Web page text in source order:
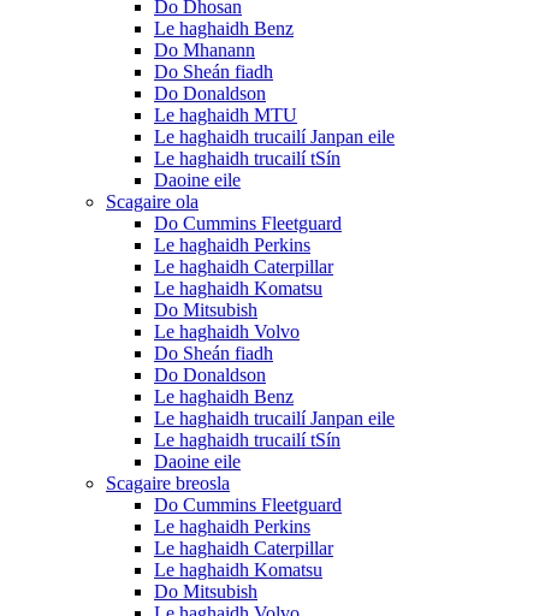
Do Dhosan
Le haghaidh Benz
Do Mhanann
Do Sheán fiadh
Do Donaldson
Le haghaidh MTU
Le haghaidh trucailí Janpan eile
Le haghaidh trucailí tSín
Daoine eile
Scagaire ola
Do Cummins Fleetguard
Le haghaidh Perkins
Le haghaidh Caterpillar
Le haghaidh Komatsu
Do Mitsubish
Le haghaidh Volvo
Do Sheán fiadh
Do Donaldson
Le haghaidh Benz
Le haghaidh trucailí Janpan eile
Le haghaidh trucailí tSín
Daoine eile
Scagaire breosla
Do Cummins Fleetguard
Le haghaidh Perkins
Le haghaidh Caterpillar
Le haghaidh Komatsu
Do Mitsubish